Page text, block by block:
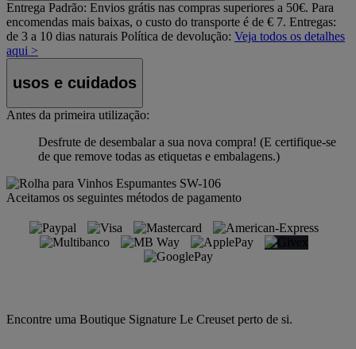
Entrega Padrão: Envios grátis nas compras superiores a 50€. Para
encomendas mais baixas, o custo do transporte é de € 7. Entregas:
de 3 a 10 dias naturais Política de devolução: Veja todos os detalhes
aqui >
usos e cuidados
Antes da primeira utilização:
Desfrute de desembalar a sua nova compra! (E certifique-se
de que remove todas as etiquetas e embalagens.)
Aceitamos os seguintes métodos de pagamento
Encontre uma Boutique Signature Le Creuset perto de si.